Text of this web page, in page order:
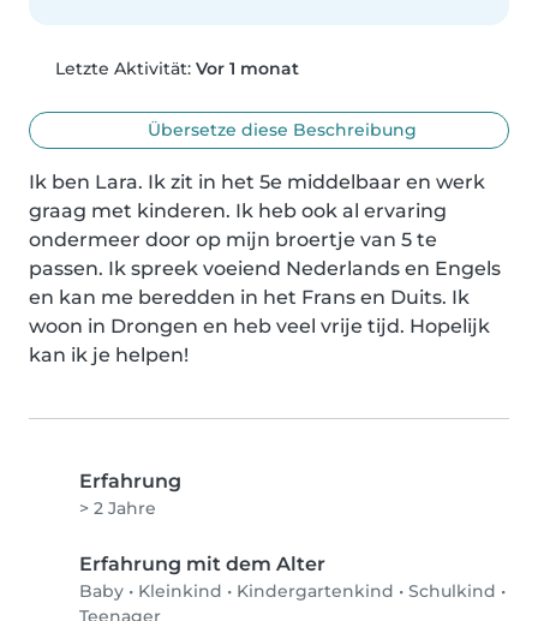
Letzte Aktivität: Vor 1 monat
Übersetze diese Beschreibung
Ik ben Lara. Ik zit in het 5e middelbaar en werk
graag met kinderen. Ik heb ook al ervaring
ondermeer door op mijn broertje van 5 te
passen. Ik spreek voeiend Nederlands en Engels
en kan me beredden in het Frans en Duits. Ik
woon in Drongen en heb veel vrije tijd. Hopelijk
kan ik je helpen!
Erfahrung
> 2 Jahre
Erfahrung mit dem Alter
Baby • Kleinkind • Kindergartenkind • Schulkind •
Teenager